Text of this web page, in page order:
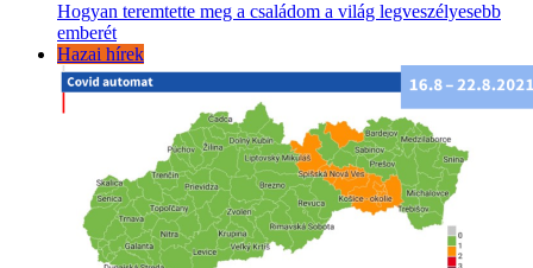
Hogyan teremtette meg a családom a világ legveszélyesebb
emberét
Hazai hírek